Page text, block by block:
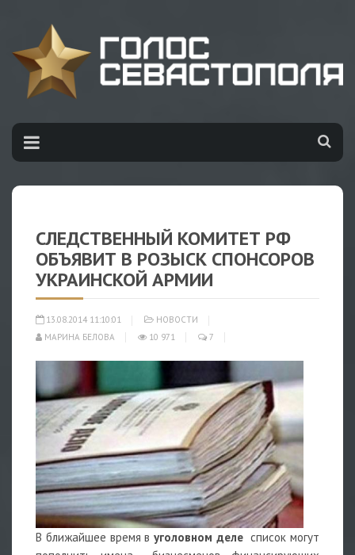
СЛЕДСТВЕННЫЙ КОМИТЕТ РФ
ОБЪЯВИТ В РОЗЫСК СПОНСОРОВ
УКРАИНСКОЙ АРМИИ
13.08.2014 11:10:01
НОВОСТИ
МАРИНА БЕЛОВА
10 971 7
В ближайшее время в уголовном делесписок могут